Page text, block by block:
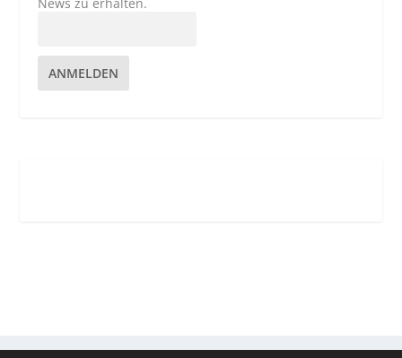
ANMELDEN